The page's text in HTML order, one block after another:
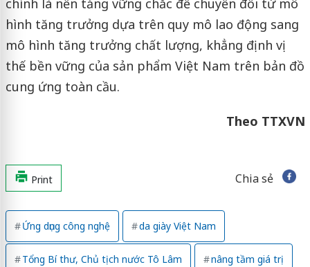
chính là nền tảng vững chắc để chuyển đổi từ mô
hình tăng trưởng dựa trên quy mô lao động sang
mô hình tăng trưởng chất lượng, khẳng định vị
thế bền vững của sản phẩm Việt Nam trên bản đồ
cung ứng toàn cầu.
Theo TTXVN
Print Chia sẻ
Ứng dụng công nghệ da giày Việt Nam
Tổng Bí thư, Chủ tịch nước Tô Lâm nâng tầm giá trị